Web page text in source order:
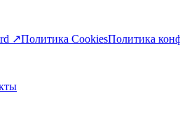
↗Политика CookiesПолитика